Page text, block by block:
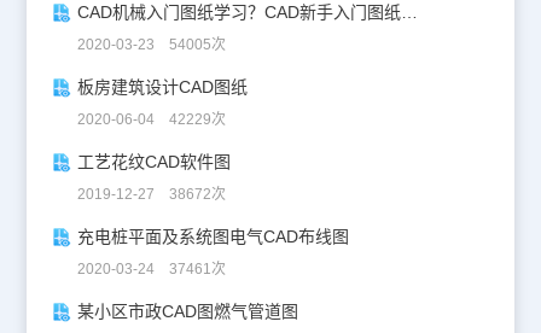
CAD机械入门图纸学习？CAD新手入门图纸练习
2020-03-23 54005次
板房建筑设计CAD图纸
2020-06-04 42229次
工艺花纹CAD软件图
2019-12-27 38672次
充电桩平面及系统图电气CAD布线图
2020-03-24 37461次
某小区市政CAD图燃气管道图